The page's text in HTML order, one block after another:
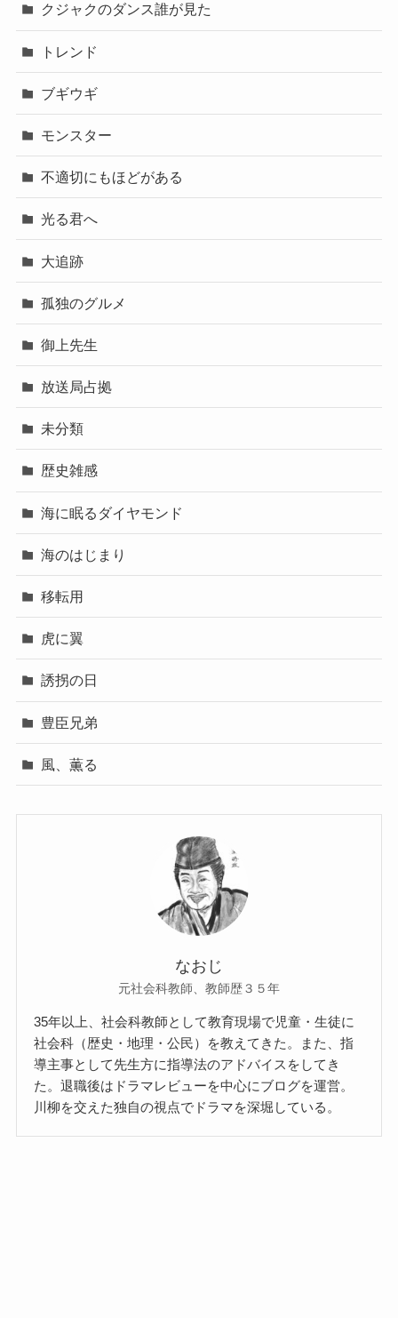
クジャクのダンス誰が見た
トレンド
ブギウギ
モンスター
不適切にもほどがある
光る君へ
大追跡
孤独のグルメ
御上先生
放送局占拠
未分類
歴史雑感
海に眠るダイヤモンド
海のはじまり
移転用
虎に翼
誘拐の日
豊臣兄弟
風、薫る
なおじ
元社会科教師、教師歴３５年
35年以上、社会科教師として教育現場で児童・生徒に
社会科（歴史・地理・公民）を教えてきた。また、指
導主事として先生方に指導法のアドバイスをしてき
た。退職後はドラマレビューを中心にブログを運営。
川柳を交えた独自の視点でドラマを深堀している。